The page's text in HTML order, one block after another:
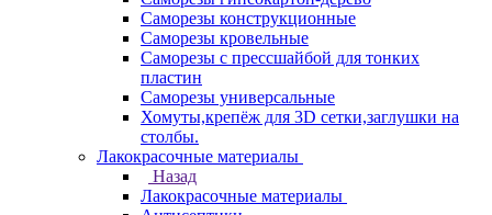
Саморезы конструкционные
Саморезы кровельные
Саморезы с прессшайбой для тонких
пластин
Саморезы универсальные
Хомуты,крепёж для 3D сетки,заглушки на
столбы.
Лакокрасочные материалы
Назад
Лакокрасочные материалы